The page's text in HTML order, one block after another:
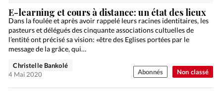
Non classé
E-learning et cours à distance: un état des lieux
Dans la foulée et après avoir rappelé leurs racines identitaires, les
pasteurs et délégués des cinquante associations cultuelles de
l’entité ont précisé sa vision: «être des Eglises portées par le
message de la grâce, qui…
Christelle Bankolé
4 Mai 2020
Abonnés